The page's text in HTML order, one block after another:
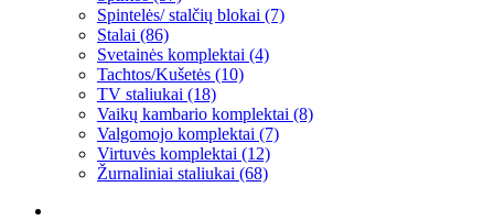
Spintelės/ stalčių blokai (7)
Stalai (86)
Svetainės komplektai (4)
Tachtos/Kušetės (10)
TV staliukai (18)
Vaikų kambario komplektai (8)
Valgomojo komplektai (7)
Virtuvės komplektai (12)
Žurnaliniai staliukai (68)